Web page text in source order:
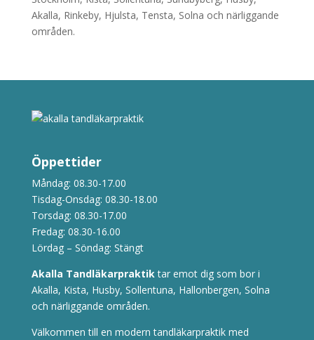
Akalla, Rinkeby, Hjulsta, Tensta, Solna och närliggande
områden.
Öppettider
Måndag: 08.30-17.00
Tisdag-Onsdag: 08.30-18.00
Torsdag: 08.30-17.00
Fredag: 08.30-16.00
Lördag – Söndag: Stängt
Akalla Tandläkarpraktiktar emot dig som bor i
Akalla, Kista, Husby, Sollentuna, Hallonbergen, Solna
och närliggande områden.
Välkommen till en modern tandläkarpraktik med